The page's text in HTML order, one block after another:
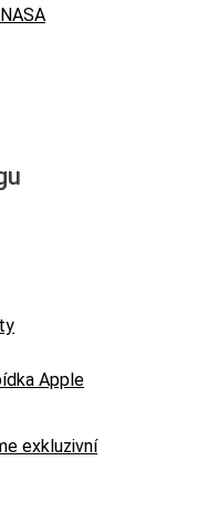
Apple
exkluzivní